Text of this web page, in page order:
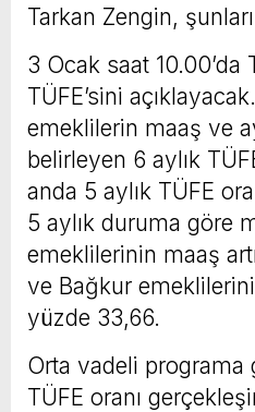
Tarkan Zengin,
3 Ocak saat 10.00’da
TÜFE’sini
emeklilerin maaş ve
belirleyen 6 aylık
anda 5 aylık TÜFE
5 aylık duruma göre
emeklilerinin maaş
ve Bağkur
yüzde 33,66.
Orta vadeli
TÜFE oranı